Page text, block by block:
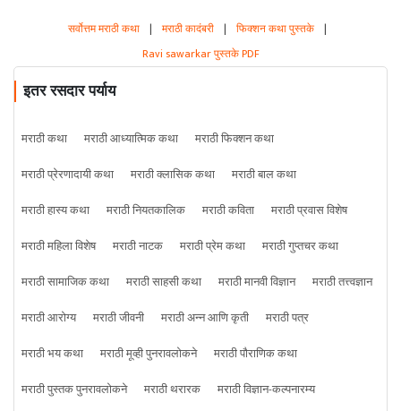
सर्वोत्तम मराठी कथा | मराठी कादंबरी | फिक्शन कथा पुस्तके |
Ravi sawarkar पुस्तके PDF
इतर रसदार पर्याय
मराठी कथा मराठी आध्यात्मिक कथा
मराठी फिक्शन कथा
मराठी प्रेरणादायी कथा
मराठी क्लासिक कथा
मराठी बाल कथा
मराठी हास्य कथा
मराठी नियतकालिक मराठी कविता
मराठी प्रवास विशेष
मराठी महिला विशेष
मराठी नाटक मराठी प्रेम कथा
मराठी गुप्तचर कथा
मराठी सामाजिक कथा
मराठी साहसी कथा मराठी मानवी विज्ञान
मराठी तत्त्वज्ञान
मराठी आरोग्य
मराठी जीवनी मराठी अन्न आणि कृती
मराठी पत्र
मराठी भय कथा
मराठी मूव्ही पुनरावलोकने
मराठी पौराणिक कथा
मराठी पुस्तक पुनरावलोकने
मराठी थरारक
मराठी विज्ञान-कल्पनारम्य